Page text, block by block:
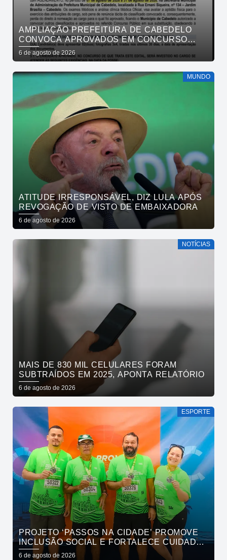
AMPLIAÇÃO PREFEITURA DE CABEDELO
CONVOCA APROVADOS EM CONCURSO
PÚBLICO DA SAÚDE PARA APRESENTAÇÃO
DE DOCUMENTOS
6 de agosto de 2026
MUNDO
ATITUDE IRRESPONSÁVEL, DIZ LULA APÓS
REVOGAÇÃO DE VISTO DE EMBAIXADORA
6 de agosto de 2026
NOTÍCIAS
MAIS DE 830 MIL CELULARES FORAM
SUBTRAÍDOS EM 2025, APONTA RELATÓRIO
6 de agosto de 2026
ESPORTE
PROJETO ‘PASSOS NA CIDADE’ PROMOVE
INCLUSÃO SOCIAL E FORTALECE CUIDADO
EM SAÚDE MENTAL POR MEIO DA CORRIDA
6 de agosto de 2026